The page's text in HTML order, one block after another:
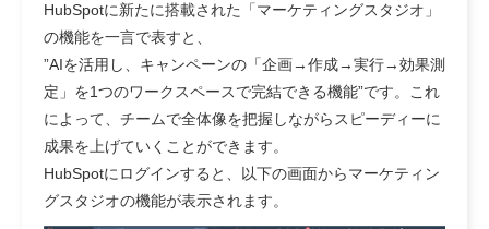
HubSpotに新たに搭載された「マーケティングスタジオ」
の機能を一言で表すと、
”AIを活用し、キャンペーンの「企画→作成→実行→効果測
定」を1つのワークスペースで完結できる機能”です。これ
によって、チームで全体像を把握しながらスピーディーに
成果を上げていくことができます。
HubSpotにログインすると、以下の画面からマーケティン
グスタジオの機能が表示されます。